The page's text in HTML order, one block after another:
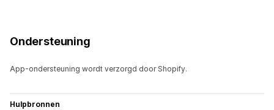
Ondersteuning
App-ondersteuning wordt verzorgd door Shopify.
Hulpbronnen